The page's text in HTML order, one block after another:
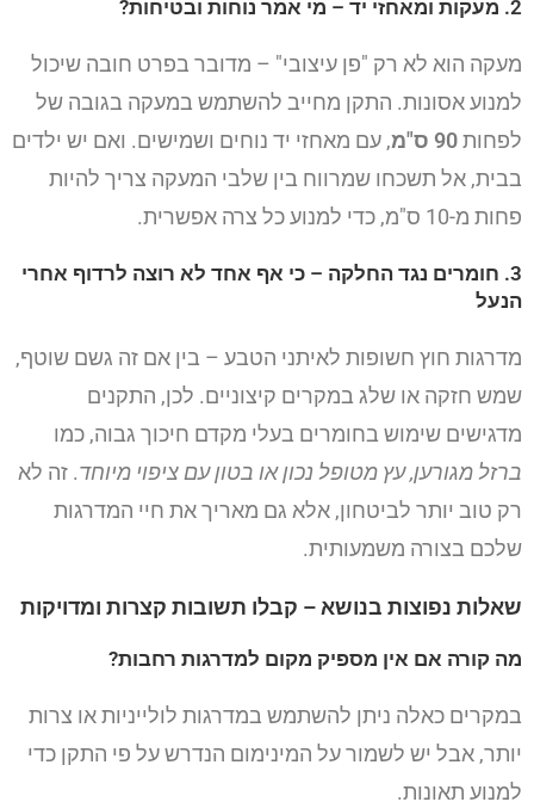
2. מעקות ומאחזי יד – מי אמר נוחות ובטיחות?
מעקה הוא לא רק "פן עיצובי" – מדובר בפרט חובה שיכול
למנוע אסונות. התקן מחייב להשתמש במעקה בגובה של
לפחות90 ס"מ
, עם מאחזי יד נוחים ושמישים. ואם יש ילדים
בבית, אל תשכחו שמרווח בין שלבי המעקה צריך להיות
פחות מ-10 ס"מ, כדי למנוע כל צרה אפשרית.
3. חומרים נגד החלקה – כי אף אחד לא רוצה לרדוף אחרי
הנעל
מדרגות חוץ חשופות לאיתני הטבע – בין אם זה גשם שוטף,
שמש חזקה או שלג במקרים קיצוניים. לכן, התקנים
מדגישים שימוש בחומרים בעלי מקדם חיכוך גבוה, כמו
ברזל מגורען, עץ מטופל נכון או בטון עם ציפוי מיוחד. זה לא
רק טוב יותר לביטחון, אלא גם מאריך את חיי המדרגות
שלכם בצורה משמעותית.
שאלות נפוצות בנושא – קבלו תשובות קצרות ומדויקות
מה קורה אם אין מספיק מקום למדרגות רחבות?
במקרים כאלה ניתן להשתמש במדרגות לולייניות או צרות
יותר, אבל יש לשמור על המינימום הנדרש על פי התקן כדי
למנוע תאונות.